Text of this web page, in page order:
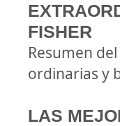
FISHER
Resumen
ordinarias y
LAS